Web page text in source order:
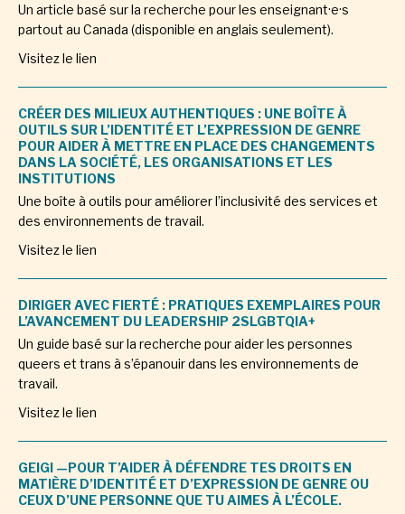
Un article basé sur la recherche pour les enseignant·e·s
partout au Canada (disponible en anglais seulement).
Visitez le lien
CRÉER DES MILIEUX AUTHENTIQUES : UNE BOÎTE À
OUTILS SUR L’IDENTITÉ ET L’EXPRESSION DE GENRE
POUR AIDER À METTRE EN PLACE DES CHANGEMENTS
DANS LA SOCIÉTÉ, LES ORGANISATIONS ET LES
INSTITUTIONS
Une boîte à outils pour améliorer l’inclusivité des services et
des environnements de travail.
Visitez le lien
DIRIGER AVEC FIERTÉ : PRATIQUES EXEMPLAIRES POUR
L’AVANCEMENT DU LEADERSHIP 2SLGBTQIA+
Un guide basé sur la recherche pour aider les personnes
queers et trans à s’épanouir dans les environnements de
travail.
Visitez le lien
GEIGI —POUR T’AIDER À DÉFENDRE TES DROITS EN
MATIÈRE D’IDENTITÉ ET D’EXPRESSION DE GENRE OU
CEUX D’UNE PERSONNE QUE TU AIMES À L’ÉCOLE.